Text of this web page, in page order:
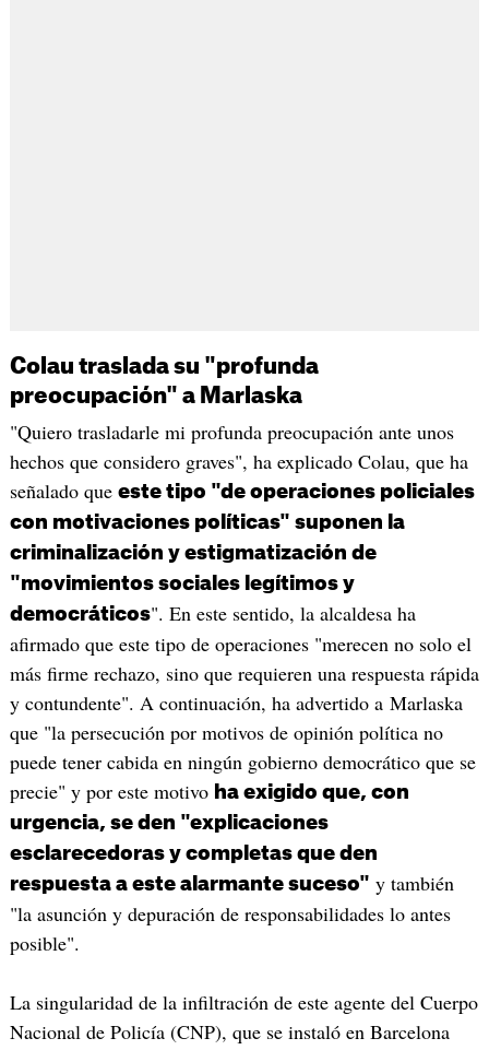
Colau traslada su "profunda
preocupación" a Marlaska
"Quiero trasladarle mi profunda preocupación ante unos
hechos que considero graves", ha explicado Colau, que ha
señalado que este tipo "de operaciones policiales
con motivaciones políticas" suponen la
criminalización y estigmatización de
"movimientos sociales legítimos y
democráticos". En este sentido, la alcaldesa ha
afirmado que este tipo de operaciones "merecen no solo el
más firme rechazo, sino que requieren una respuesta rápida
y contundente". A continuación, ha advertido a Marlaska
que "la persecución por motivos de opinión política no
puede tener cabida en ningún gobierno democrático que se
precie" y por este motivo ha exigido que, con
urgencia, se den "explicaciones
esclarecedoras y completas que den
respuesta a este alarmante suceso" y también
"la asunción y depuración de responsabilidades lo antes
posible".
La singularidad de la infiltración de este agente del Cuerpo
Nacional de Policía (CNP), que se instaló en Barcelona